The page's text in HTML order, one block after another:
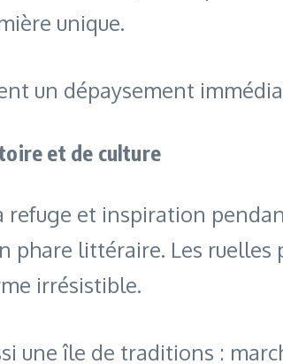
unique.
un dépaysement
et de culture
refuge et inspiration
phare littéraire. Les
irrésistible.
une île de traditions :